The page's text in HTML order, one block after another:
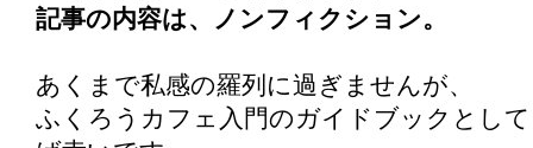
記事の内容は、ノンフィクション。
あくまで私感の羅列に過ぎませんが、
ふくろうカフェ入門のガイドブックとし